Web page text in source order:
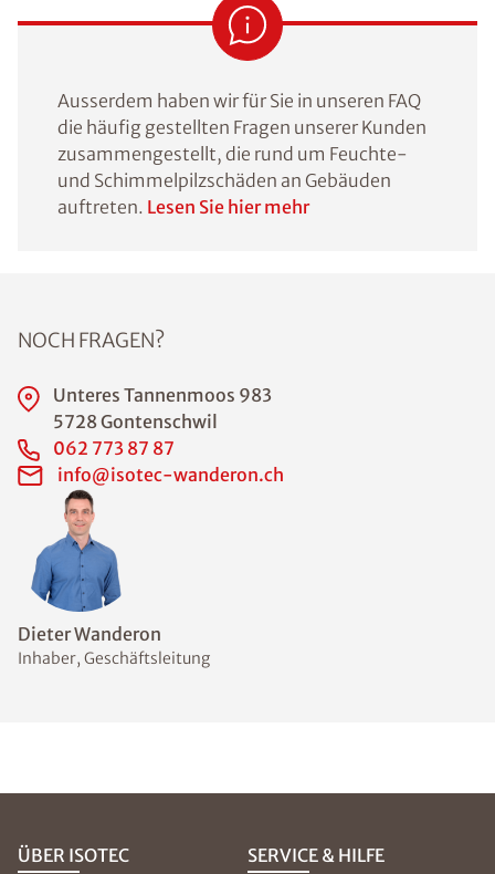
Ausserdem haben wir für Sie in unseren FAQ
die häufig gestellten Fragen unserer Kunden
zusammengestellt, die rund um Feuchte-
und Schimmelpilzschäden an Gebäuden
auftreten. Lesen Sie hier mehr
Dieter Wanderon
Inhaber, Geschäftsleitung
NOCH FRAGEN?
Unteres Tannenmoos 983
5728 Gontenschwil
062 773 87 87
info@isotec-wanderon.ch
ÜBER ISOTEC SERVICE & HILFE